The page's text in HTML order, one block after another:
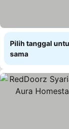
Pilih tanggal
sama